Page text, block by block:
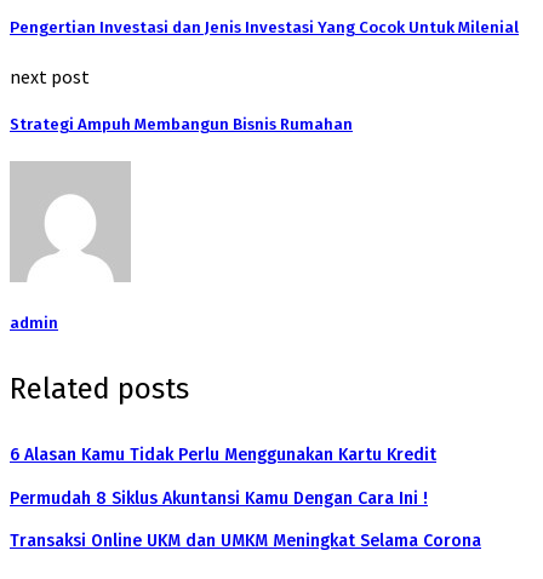
Pengertian Investasi dan Jenis Investasi Yang Cocok Untuk Milenial
next post
Strategi Ampuh Membangun Bisnis Rumahan
admin
Related posts
6 Alasan Kamu Tidak Perlu Menggunakan Kartu Kredit
Permudah 8 Siklus Akuntansi Kamu Dengan Cara Ini !
Transaksi Online UKM dan UMKM Meningkat Selama Corona